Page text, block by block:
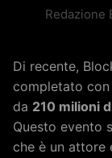
Redazione
Di recente,
completato
da 210 milioni
Questo evento
che è un attore